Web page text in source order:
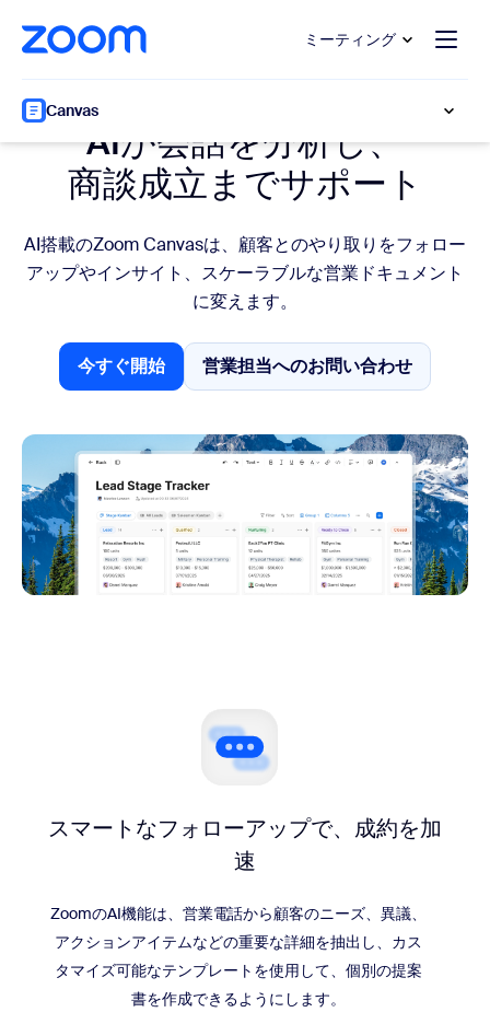
テンツへスキップ
ットへスキップ ミーティング
Canvas
AIが会話を分析し、
商談成立までサポート
AI搭載のZoom Canvasは、顧客とのやり取りをフォロー
アップやインサイト、スケーラブルな営業ドキュメント
に変えます。
今すぐ開始
今すぐ開始
営業担当へのお問い合わせ
営業担当へのお問い合
スマートなフォローアップで、 成約を加
速
ZoomのAI機能は、営業電話から顧客のニーズ、異議、
アクションアイテムなどの重要な詳細を抽出し、カス
タマイズ可能なテンプレートを使用して、個別の提案
書を作成できるようにします。